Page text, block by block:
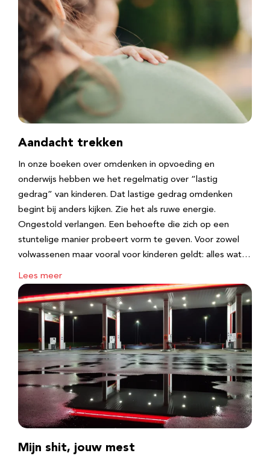
Aandacht trekken
In onze boeken over omdenken in opvoeding en
onderwijs hebben we het regelmatig over “lastig
gedrag” van kinderen. Dat lastige gedrag omdenken
begint bij anders kijken. Zie het als ruwe energie.
Ongestold verlangen. Een behoefte die zich op een
stuntelige manier probeert vorm te geven. Voor zowel
volwassenen maar vooral voor kinderen geldt: alles wat…
Lees meer
Mijn shit, jouw mest